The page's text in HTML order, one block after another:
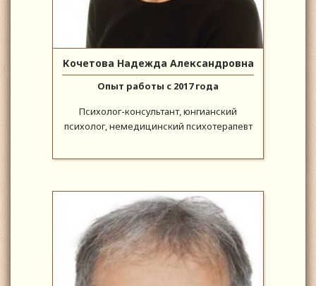
Кочетова Надежда Александровна
Опыт работы с 2017 года
Психолог-консультант, юнгианский
психолог, немедицинский психотерапевт